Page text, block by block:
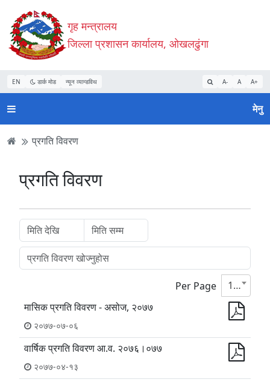
Accessibility
Mode
सुरु
गर्नुहोस्
सामाग्री
पढ्नुहाेस्
नेभिगेसन
पढ्नुहाेस्
वेबसाइट
खोजमा
जानुहोस्
गृह मन्त्रालय
जिल्ला प्रशासन कार्यालय, ओखलढुंगा
EN डार्क मोड न्यून व्यान्डविथ A- A A+
मेनु
प्रगति विवरण
प्रगति विवरण
Per Page
10
मासिक प्रगति विवरण - असोज, २०७७
२०७७-०७-०६
वार्षिक प्रगति विवरण आ.व. २०७६।०७७
२०७७-०४-१३